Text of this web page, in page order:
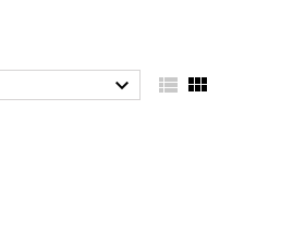
  